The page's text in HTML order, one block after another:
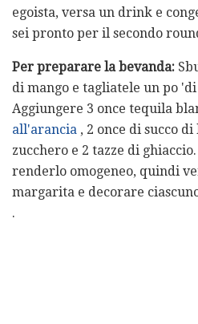
egoista, versa un drink e
sei pronto per il secondo
Per preparare la bevanda:
di mango e tagliatele un po
Aggiungere 3 once tequila
all'arancia , 2 once di succo
zucchero e 2 tazze di
renderlo omogeneo, quindi
margarita e decorare
.